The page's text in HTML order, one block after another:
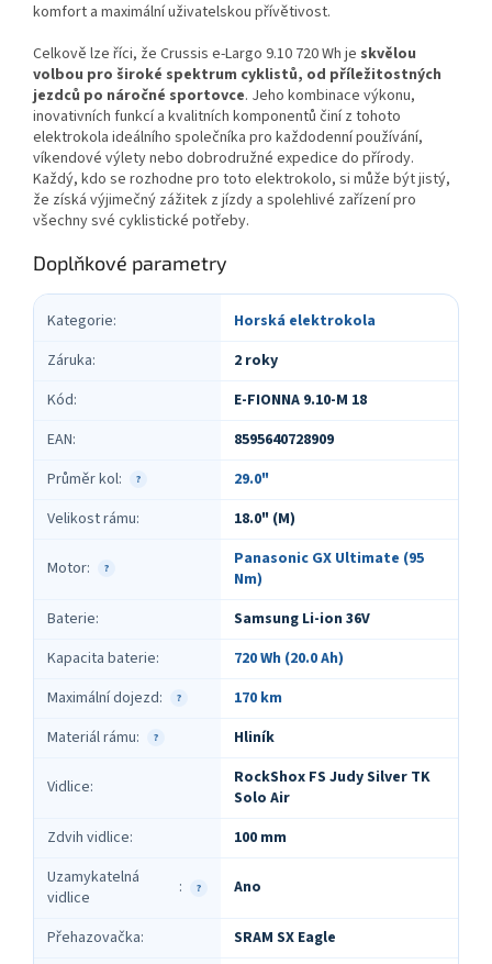
komfort a maximální uživatelskou přívětivost.
Celkově lze říci, že Crussis e-Largo 9.10 720 Wh je skvělou
volbou pro široké spektrum cyklistů, od příležitostných
jezdců po náročné sportovce. Jeho kombinace výkonu,
inovativních funkcí a kvalitních komponentů činí z tohoto
elektrokola ideálního společníka pro každodenní používání,
víkendové výlety nebo dobrodružné expedice do přírody.
Každý, kdo se rozhodne pro toto elektrokolo, si může být jistý,
že získá výjimečný zážitek z jízdy a spolehlivé zařízení pro
všechny své cyklistické potřeby.
Doplňkové parametry
Kategorie:
Horská elektrokola
Záruka:
2 roky
Kód:
E-FIONNA 9.10-M 18
EAN: 8595640728909
?
Průměr kol:
29.0"
Velikost rámu: 18.0" (M)
?
Motor:
Panasonic GX Ultimate (95
Nm)
Baterie:
Samsung Li-ion 36V
Kapacita baterie: 720 Wh (20.0 Ah)
?
Maximální dojezd: 170 km
?
Materiál rámu: Hliník
Vidlice:
RockShox FS Judy Silver TK
Solo Air
Zdvih vidlice: 100 mm
?
Uzamykatelná
vidlice
: Ano
Přehazovačka:
SRAM SX Eagle